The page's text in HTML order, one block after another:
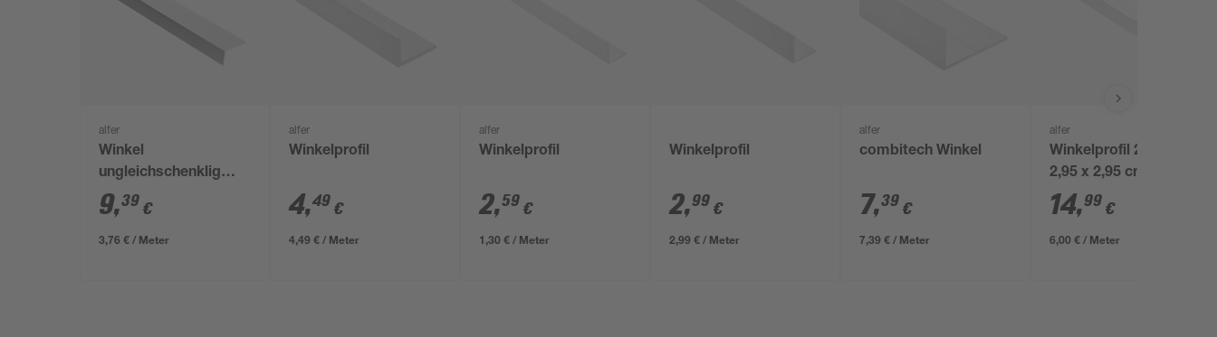
alfer
Winkel
ungleichschenklig
2500 x 23,5 x 43,5 cm
9,39 €
3,76 € / Meter
alfer
Winkelprofil
4,49 €
4,49 € / Meter
alfer
Winkelprofil
2,59 €
1,30 € / Meter
Winkelprofil
2,99 €
2,99 € / Meter
alfer
combitech Winkel
7,39 €
7,39 € / Meter
alfer
Winkelprofil 250 x
2,95 x 2,95 cm
14,99 €
6,00 € / Meter